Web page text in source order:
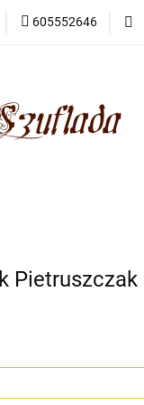
605552646
NOWOŚCI
Pietruszczak